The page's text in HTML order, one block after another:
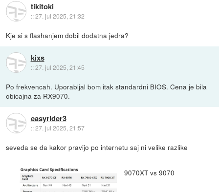
tikitoki
::27. jul 2025, 21:32
Kje si s flashanjem dobil dodatna jedra?
kixs
::27. jul 2025, 21:45
Po frekvencah. Uporabljal bom itak standardni BIOS. Cena je bila
obicajna za RX9070.
easyrider3
::27. jul 2025, 21:57
seveda se da kakor pravijo po internetu saj ni velike razlike
9070XT vs 9070